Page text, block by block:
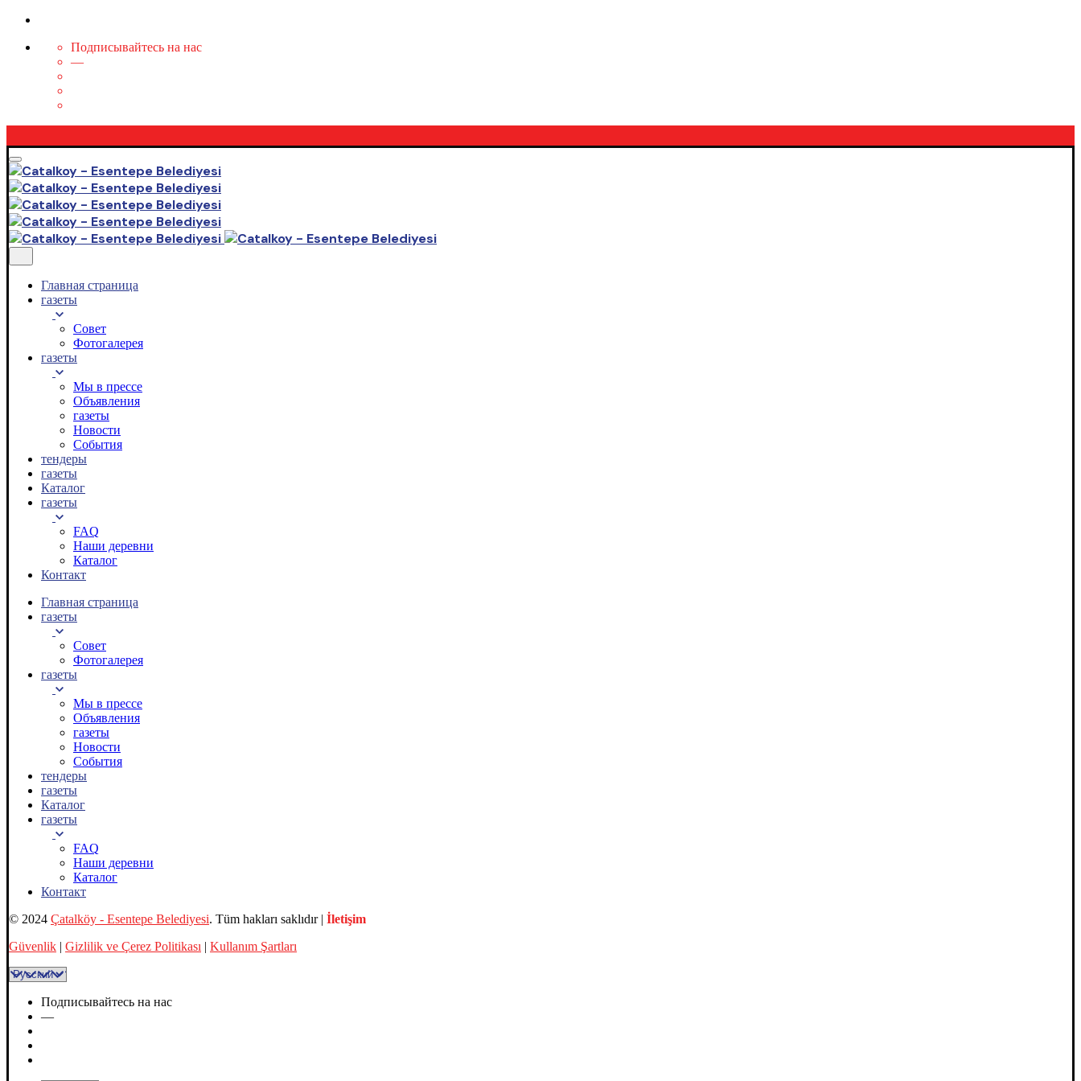
Подписывайтесь на нас
—
Главная страница
газеты
Совет
Фотогалерея
газеты
Мы в прессе
Объявления
газеты
Новости
События
тендеры
газеты
Каталог
газеты
FAQ
Наши деревни
Каталог
Контакт
Главная страница
газеты
Совет
Фотогалерея
газеты
Мы в прессе
Объявления
газеты
Новости
События
тендеры
газеты
Каталог
газеты
FAQ
Наши деревни
Каталог
Контакт
© 2024 Çatalköy - Esentepe Belediyesi. Tüm hakları saklıdır | İletişim
Güvenlik | Gizlilik ve Çerez Politikası | Kullanım Şartları
Подписывайтесь на нас
—